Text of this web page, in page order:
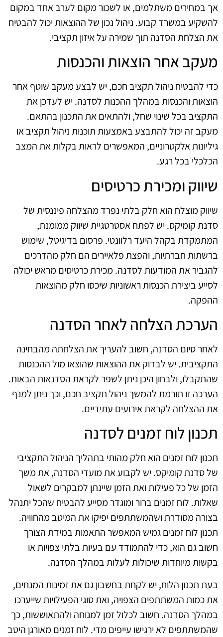
אך במחירים משתלמים, או לשכור מקום לערב אחד במקום
להשקיע במשרד קבוע. ניהול נכון של ההוצאות יכול להבטיח
את הצלחת הסדנה תוך שמירה על איזון תקציבי.
מעקב אחר הוצאות והכנסות
כדי להבטיח ניהול תקציב חכם, יש לבצע מעקב שוטף אחר
הוצאות והכנסות במהלך ההכנות לסדנה. יש לעדכן את
התקציב בכל שינוי שחל, ולהתאים את התכנון בהתאם.
מעקב זה יכול להתבצע באמצעות תוכנות ניהול תקציב או
גיליונות אלקטרוניים, המאפשרים לראות בקלות את המצב
הכלכלי בכל רגע.
שיווק ומכירת כרטיסים
שיווק מוצלח הוא חלק בלתי נפרד מהצלחה פיננסית של
סדנת קומיקס. יש לפתח אסטרטגיית שיווק ממומנת,
המתמקדת בקהל היעד רלוונטי. פרסום בדיגיטל, שימוש
ברשתות חברתיות, והפצת פלאיירים הם חלק מהדרכים
להגביר את המודעות לסדנה. מכירת כרטיסים מראש יכולה
לסייע ביצירת הכנסות ראשוניות שיכסו חלק מהוצאות
ההפקה.
הערכת הצלחה לאחר הסדנה
לאחר סיום הסדנה, חשוב להעריך את הצלחתה מהבחינה
התקציבית. יש לבדוק את ההוצאות שהוצאו מול ההכנסות
שהתקבלו, ולבחון היכן ניתן לשפר לקראת הסדנאות הבאות.
הערכה זו תורמת להמשך ניהול תקציב חכם, וכך ניתן למנף
את ההצלחה לקראת אירועים עתידיים.
תכנון לוח זמנים לסדנה
תכנון לוח זמנים הוא חלק מהותי בתהליך הניהול התקציבי
של סדנת קומיקס. יש לקבוע את מועדי הסדנה, את משך
הזמן של כל פעילות ואת הזמן שיינתן למבקרים לשאול
שאלות. לוח זמנים ברור ומוגדר מסייע להבטיח שהכל יתנהל
בצורה מסודרת ושהמשתתפים יפיקו את המיטב מהחוויה.
תכנון לוח זמנים גמיש המאפשר התאמות במידת הצורך
חשוב גם הוא, כדי להתמודד עם בעיות בלתי צפויות או
בקשות מיוחדות שיכולות לעלות במהלך הסדנה.
בעת תכנון הלוח, יש לקחת בחשבון גם את זמינות המנחים,
את כמות המשתתפים הצפויה, ואת סוגי הפעילויות שייערכו
במהלך הסדנה. חשוב לכלול זמן למנוחה ולהתאוששות, כך
שהמשתתפים לא ירגישו עייפים מדי. לוח זמנים מאורגן היטב